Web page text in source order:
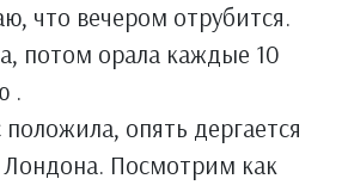
что вечером отрубится.
потом орала каждые 10
.
опять дергается
Посмотрим как